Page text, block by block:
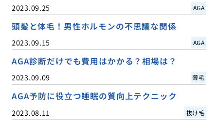
2023.09.25 AGA
頭髪と体毛！男性ホルモンの不思議な関係
2023.09.15 AGA
AGA診断だけでも費用はかかる？相場は？
2023.09.09 薄毛
AGA予防に役立つ睡眠の質向上テクニック
2023.08.11 抜け毛